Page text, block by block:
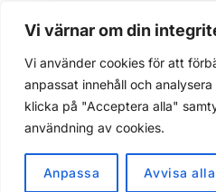
Vi värnar om din
Vi använder cookies för att
anpassat innehåll och
klicka på "Acceptera alla"
användning av cookies.
Anpassa Avvisa alla